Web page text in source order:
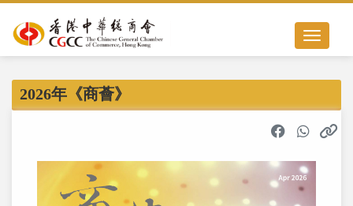
Toggle
2026年《商薈》